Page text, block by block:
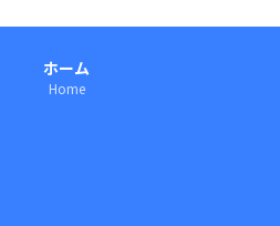
ホーム
Home